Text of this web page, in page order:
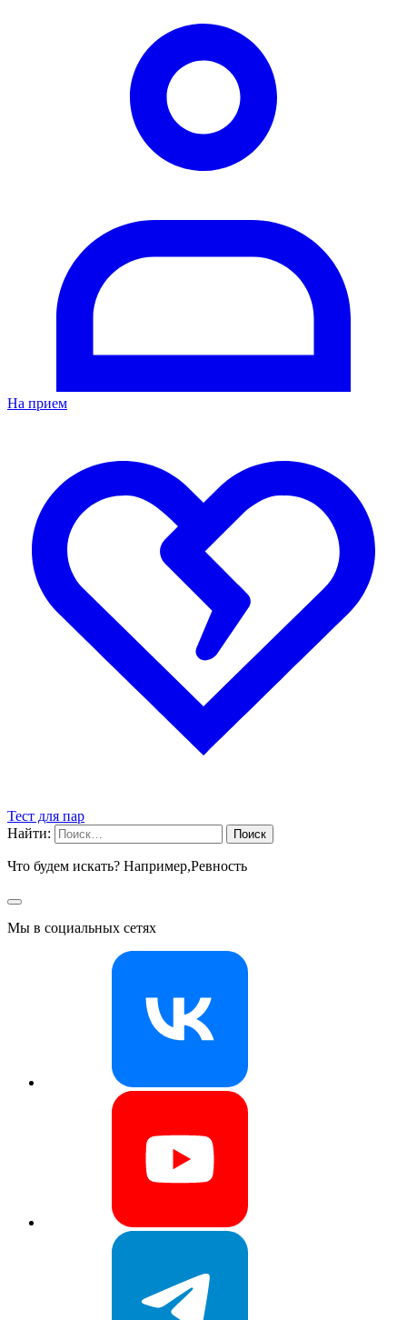
На прием
Тест для пар
Найти:
Что будем искать? Например,Ревность
Мы в социальных сетях